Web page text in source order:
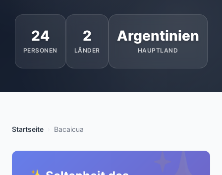
24
PERSONEN
2
LÄNDER
Argentinien
HAUPTLAND
Startseite Bacaicua